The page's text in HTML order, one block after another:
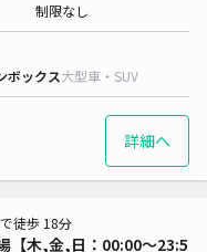
制限なし
ボックス大型車・SUV
詳細へ
【木,金,日：00:00～23:5
徒歩 18分